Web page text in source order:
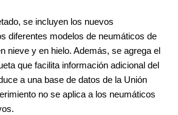
se incluyen los nuevos
diferentes modelos de neumáticos de
nieve y en hielo. Además, se agrega el
que facilita información adicional del
a una base de datos de la Unión
no se aplica a los neumáticos